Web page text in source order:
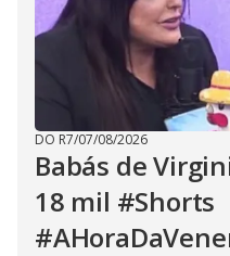
DO R7/07/08/2026
Babás de
18 mil #Shorts